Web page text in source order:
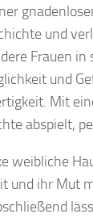
und
Frauen
und
Mit
abspielt,
weibliche
und ihr Mut